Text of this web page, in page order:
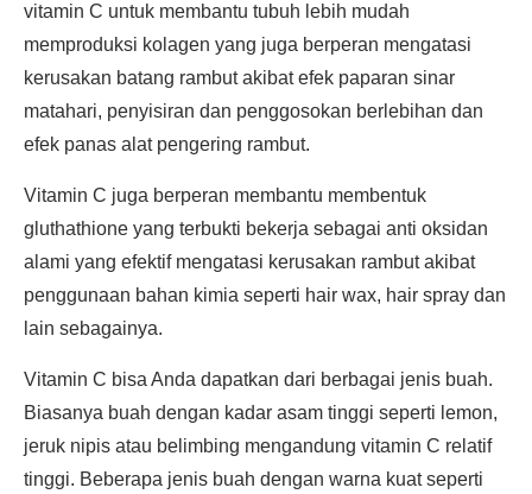
vitamin C untuk membantu tubuh lebih mudah
memproduksi kolagen yang juga berperan mengatasi
kerusakan batang rambut akibat efek paparan sinar
matahari, penyisiran dan penggosokan berlebihan dan
efek panas alat pengering rambut.
Vitamin C juga berperan membantu membentuk
gluthathione yang terbukti bekerja sebagai anti oksidan
alami yang efektif mengatasi kerusakan rambut akibat
penggunaan bahan kimia seperti hair wax, hair spray dan
lain sebagainya.
Vitamin C bisa Anda dapatkan dari berbagai jenis buah.
Biasanya buah dengan kadar asam tinggi seperti lemon,
jeruk nipis atau belimbing mengandung vitamin C relatif
tinggi. Beberapa jenis buah dengan warna kuat seperti